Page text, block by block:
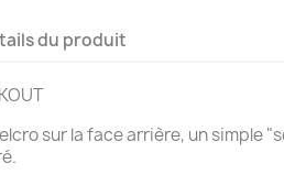
du produit
sur la face arrière, un simple